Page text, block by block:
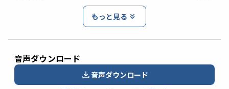
もっと見る
音声ダウンロード
音声ダウンロード